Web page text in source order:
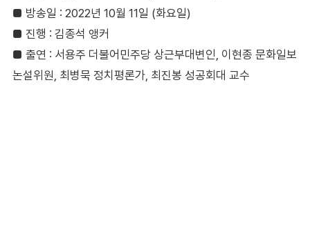
■ 방송일 : 2022년 10월 11일 (화요일)
■ 진행 : 김종석 앵커
■ 출연 : 서용주 더불어민주당 상근부대변인, 이현종 문화일보
논설위원, 최병묵 정치평론가, 최진봉 성공회대 교수